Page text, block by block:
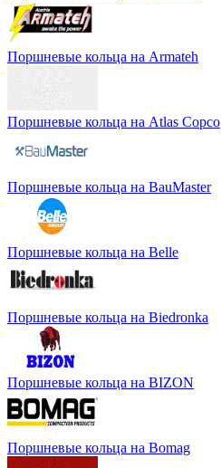
Поршневые кольца на Armateh
Поршневые кольца на Atlas Copco
Поршневые кольца на BauMaster
Поршневые кольца на Belle
Поршневые кольца на Biedronka
Поршневые кольца на BIZON
Поршневые кольца на Bomag